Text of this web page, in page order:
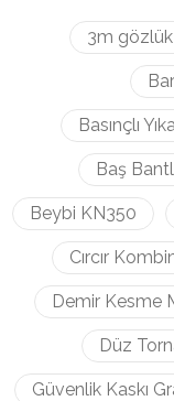
3m gözlük
Basınçlı
Baş
Beybi KN350
Cırcır
Demir Kesme
Düz
Güvenlik Kaskı